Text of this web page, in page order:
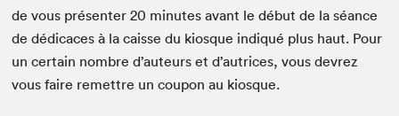
de vous présen­ter20 min­utes avant le début de la séance
de dédi­caces à la caisse du kiosque indiqué plus haut. Pour
un cer­tain nom­bre d’auteurs et d’autrices, vous devrez
vous faire remet­tre un coupon au kiosque.